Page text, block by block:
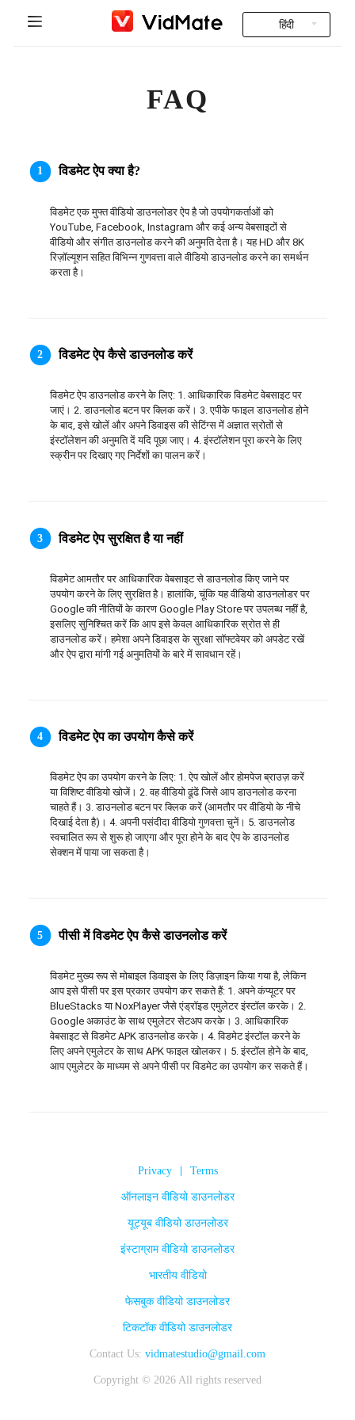
डाउनलोड
Instagram Downloader
YT to MP3
हिंदी
Italiano
العربية
বাংলা
తెలుగు
हिंदी
FAQ
1 विडमेट ऐप क्या है?
विडमेट एक मुफ्त वीडियो डाउनलोडर ऐप है जो उपयोगकर्ताओं को
YouTube, Facebook, Instagram और कई अन्य वेबसाइटों से
वीडियो और संगीत डाउनलोड करने की अनुमति देता है। यह HD और 8K
रिज़ॉल्यूशन सहित विभिन्न गुणवत्ता वाले वीडियो डाउनलोड करने का समर्थन
करता है।
2 विडमेट ऐप कैसे डाउनलोड करें
विडमेट ऐप डाउनलोड करने के लिए: 1. आधिकारिक विडमेट वेबसाइट पर
जाएं। 2. डाउनलोड बटन पर क्लिक करें। 3. एपीके फाइल डाउनलोड होने
के बाद, इसे खोलें और अपने डिवाइस की सेटिंग्स में अज्ञात स्रोतों से
इंस्टॉलेशन की अनुमति दें यदि पूछा जाए। 4. इंस्टॉलेशन पूरा करने के लिए
स्क्रीन पर दिखाए गए निर्देशों का पालन करें।
3 विडमेट ऐप सुरक्षित है या नहीं
विडमेट आमतौर पर आधिकारिक वेबसाइट से डाउनलोड किए जाने पर
उपयोग करने के लिए सुरक्षित है। हालांकि, चूंकि यह वीडियो डाउनलोडर पर
Google की नीतियों के कारण Google Play Store पर उपलब्ध नहीं है,
इसलिए सुनिश्चित करें कि आप इसे केवल आधिकारिक स्रोत से ही
डाउनलोड करें। हमेशा अपने डिवाइस के सुरक्षा सॉफ्टवेयर को अपडेट रखें
और ऐप द्वारा मांगी गई अनुमतियों के बारे में सावधान रहें।
4 विडमेट ऐप का उपयोग कैसे करें
विडमेट ऐप का उपयोग करने के लिए: 1. ऐप खोलें और होमपेज ब्राउज़ करें
या विशिष्ट वीडियो खोजें। 2. वह वीडियो ढूंढें जिसे आप डाउनलोड करना
चाहते हैं। 3. डाउनलोड बटन पर क्लिक करें (आमतौर पर वीडियो के नीचे
दिखाई देता है)। 4. अपनी पसंदीदा वीडियो गुणवत्ता चुनें। 5. डाउनलोड
स्वचालित रूप से शुरू हो जाएगा और पूरा होने के बाद ऐप के डाउनलोड
सेक्शन में पाया जा सकता है।
5 पीसी में विडमेट ऐप कैसे डाउनलोड करें
विडमेट मुख्य रूप से मोबाइल डिवाइस के लिए डिज़ाइन किया गया है, लेकिन
आप इसे पीसी पर इस प्रकार उपयोग कर सकते हैं: 1. अपने कंप्यूटर पर
BlueStacks या NoxPlayer जैसे एंड्रॉइड एमुलेटर इंस्टॉल करके। 2.
Google अकाउंट के साथ एमुलेटर सेटअप करके। 3. आधिकारिक
वेबसाइट से विडमेट APK डाउनलोड करके। 4. विडमेट इंस्टॉल करने के
लिए अपने एमुलेटर के साथ APK फाइल खोलकर। 5. इंस्टॉल होने के बाद,
आप एमुलेटर के माध्यम से अपने पीसी पर विडमेट का उपयोग कर सकते हैं।
Privacy | Terms
ऑनलाइन वीडियो डाउनलोडर
यूट्यूब वीडियो डाउनलोडर
इंस्टाग्राम वीडियो डाउनलोडर
भारतीय वीडियो
फेसबुक वीडियो डाउनलोडर
टिकटॉक वीडियो डाउनलोडर
Contact Us: vidmatestudio@gmail.com
Copyright © 2026 All rights reserved